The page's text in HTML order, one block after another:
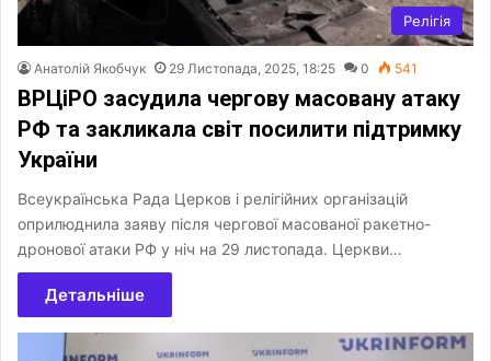
Релігія
Анатолій Якобчук 29 Листопада, 2025, 18:25 0 541
ВРЦіРО засудила чергову масовану атаку
РФ та закликала світ посилити підтримку
України
Всеукраїнська Рада Церков і релігійних організацій
оприлюднила заяву після чергової масованої ракетно-
дронової атаки РФ у ніч на 29 листопада. Церкви…
Детальніше